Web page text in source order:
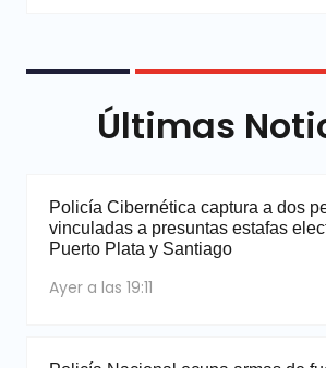
Últimas
Policía Cibernética captura a dos
vinculadas a presuntas estafas
Puerto Plata y Santiago
Ayer a las 19:11